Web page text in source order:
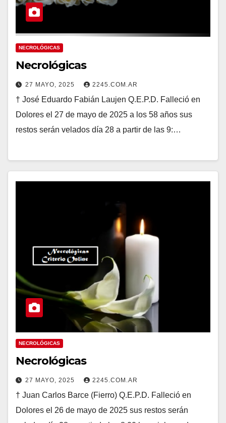
NECROLÓGICAS
Necrológicas
27 MAYO, 2025 2245.COM.AR
† José Eduardo Fabián Laujen Q.E.P.D. Falleció en
Dolores el 27 de mayo de 2025 a los 58 años sus
restos serán velados día 28 a partir de las 9:…
NECROLÓGICAS
Necrológicas
27 MAYO, 2025 2245.COM.AR
† Juan Carlos Barce (Fierro) Q.E.P.D. Falleció en
Dolores el 26 de mayo de 2025 sus restos serán